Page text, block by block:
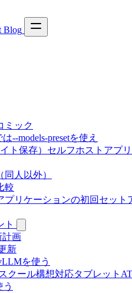
Blog
ミック
--models-presetを使え
イト保存）セルフホストアプ
人以外）
較
プリケーションの初回セット
ト
計画
新
を使う
クール構想対応タブレット
う